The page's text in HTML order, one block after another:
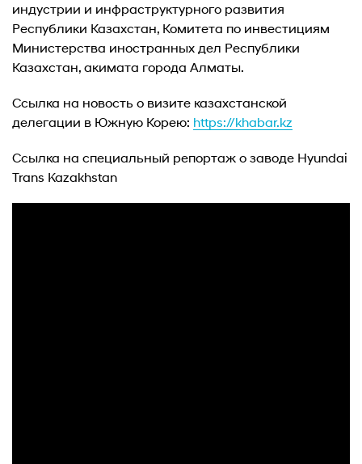
индустрии и инфраструктурного развития
Республики Казахстан, Комитета по инвестициям
Министерства иностранных дел Республики
Казахстан, акимата города Алматы.
Ссылка на новость о визите казахстанской
делегации в Южную Корею: https://khabar.kz
Ссылка на специальный репортаж о заводе Hyundai
Trans Kazakhstan